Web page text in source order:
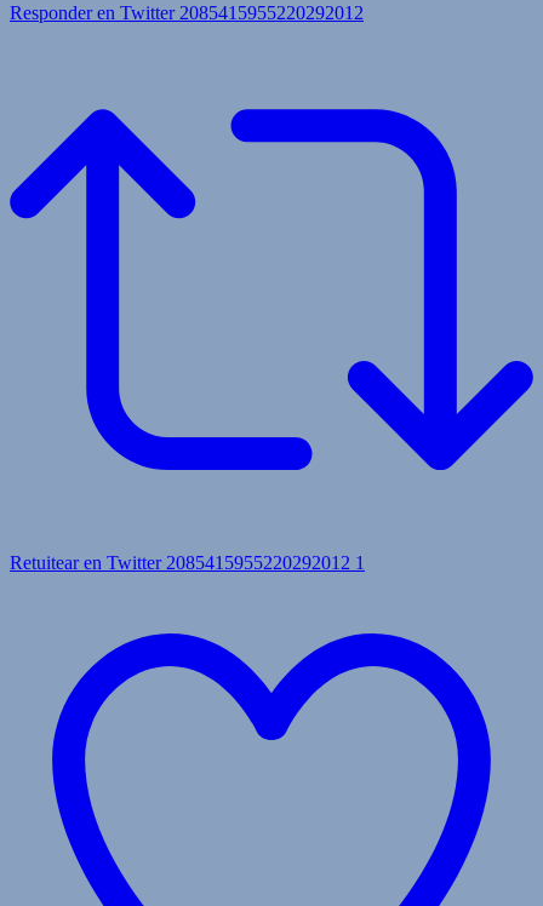
Responder en Twitter 2085415955220292012
Retuitear en Twitter 2085415955220292012 1